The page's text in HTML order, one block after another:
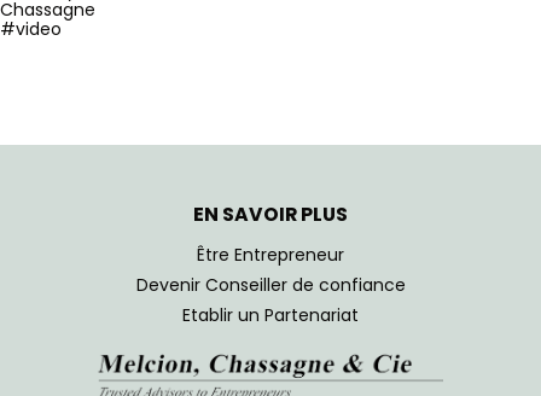
Chassagne
#video
EN SAVOIR PLUS
Être Entrepreneur
Devenir Conseiller de confiance
Etablir un Partenariat